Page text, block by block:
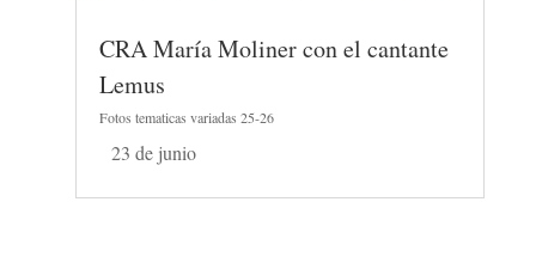
CRA María Moliner con el cantante
Lemus
Fotos tematicas variadas 25-26
23 de junio